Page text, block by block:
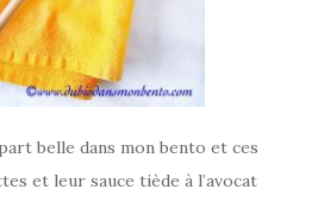
belle dans mon bento et ces
et leur sauce tiède à l’avocat